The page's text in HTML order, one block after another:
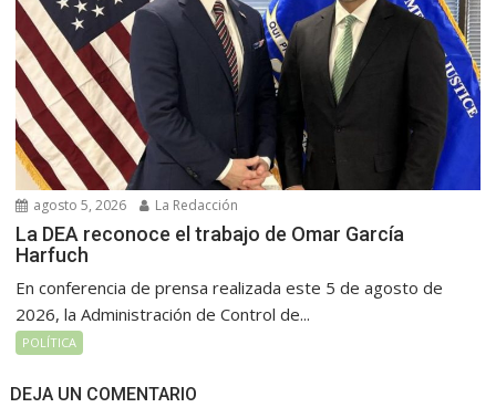
agosto 5, 2026 La Redacción
La DEA reconoce el trabajo de Omar García
Harfuch
En conferencia de prensa realizada este 5 de agosto de
2026, la Administración de Control de...
POLÍTICA
DEJA UN COMENTARIO